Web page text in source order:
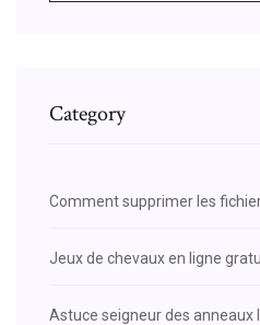
Category
Comment supprimer les
Jeux de chevaux en ligne
Astuce seigneur des anneaux